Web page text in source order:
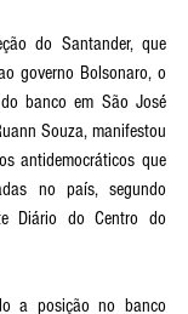
do Santander, que
governo Bolsonaro, o
banco em São José
Souza, manifestou
antidemocráticos que
no país, segundo
Diário do Centro do
a posição no banco